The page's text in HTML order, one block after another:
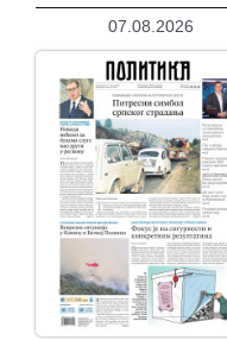
07.08.2026